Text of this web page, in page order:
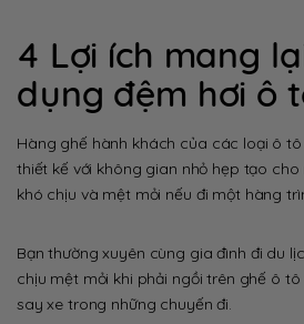
4 Lợi ích mang
dụng đệm hơi ô
Hàng ghế hành khách của các loại ô
thiết kế với không gian nhỏ hẹp tạo
khó chịu và mệt mỏi nếu đi một hàng
Bạn thường xuyên cùng gia đình đi du
chịu mệt mỏi khi phải ngồi trên ghế ô
say xe trong những chuyến đi.